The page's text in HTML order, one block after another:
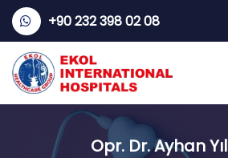
+90 232 398 02 08
Opr. Dr. Ayhan